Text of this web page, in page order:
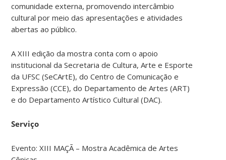
comunidade externa, promovendo intercâmbio
cultural por meio das apresentações e atividades
abertas ao público.
A XIII edição da mostra conta com o apoio
institucional da Secretaria de Cultura, Arte e Esporte
da UFSC (SeCArtE), do Centro de Comunicação e
Expressão (CCE), do Departamento de Artes (ART)
e do Departamento Artístico Cultural (DAC).
Serviço
Evento: XIII MAÇÃ – Mostra Acadêmica de Artes